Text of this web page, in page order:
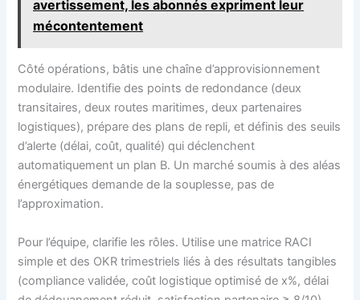
avertissement, les abonnés expriment leur
mécontentement
Côté opérations, bâtis une chaîne d’approvisionnement
modulaire. Identifie des points de redondance (deux
transitaires, deux routes maritimes, deux partenaires
logistiques), prépare des plans de repli, et définis des seuils
d’alerte (délai, coût, qualité) qui déclenchent
automatiquement un plan B. Un marché soumis à des aléas
énergétiques demande de la souplesse, pas de
l’approximation.
Pour l’équipe, clarifie les rôles. Utilise une matrice RACI
simple et des OKR trimestriels liés à des résultats tangibles
(compliance validée, coût logistique optimisé de x%, délai